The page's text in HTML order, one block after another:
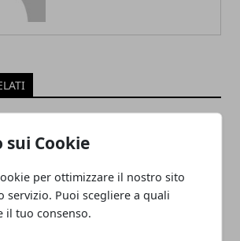
sui Cookie
per ottimizzare il nostro sito
servizio. Puoi scegliere a quali
il tuo consenso.